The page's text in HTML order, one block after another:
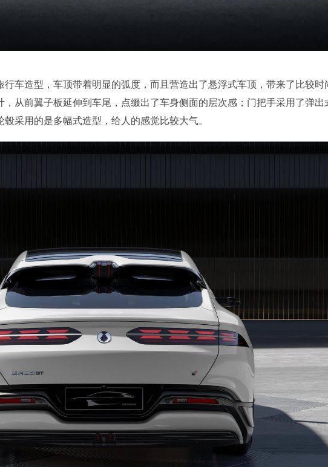
车造型，车顶带着明显的弧度，而且营造出了悬浮式车顶，带来了比较时
从前翼子板延伸到车尾，点缀出了车身侧面的层次感；门把手采用了弹出
采用的是多幅式造型，给人的感觉比较大气。